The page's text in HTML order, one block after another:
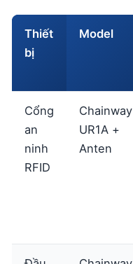
Thiết
bị
Model
Cổng
an
ninh
RFID
Chainway
UR1A +
Anten